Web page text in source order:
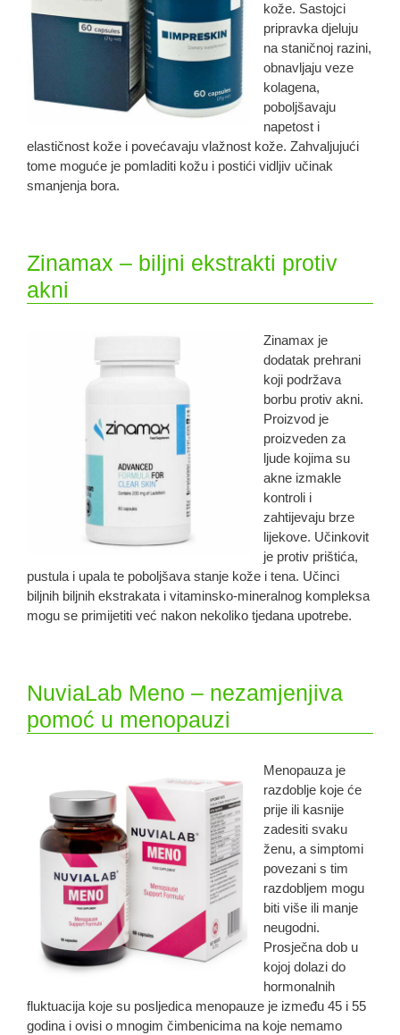
kože. Sastojci
pripravka djeluju
na staničnoj razini,
obnavljaju veze
kolagena,
poboljšavaju
napetost i
elastičnost kože i povećavaju vlažnost kože. Zahvaljujući
tome moguće je pomladiti kožu i postići vidljiv učinak
smanjenja bora.
Zinamax – biljni ekstrakti protiv
akni
Zinamax je
dodatak prehrani
koji podržava
borbu protiv akni.
Proizvod je
proizveden za
ljude kojima su
akne izmakle
kontroli i
zahtijevaju brze
lijekove. Učinkovit
je protiv prištića,
pustula i upala te poboljšava stanje kože i tena. Učinci
biljnih biljnih ekstrakata i vitaminsko-mineralnog kompleksa
mogu se primijetiti već nakon nekoliko tjedana upotrebe.
NuviaLab Meno – nezamjenjiva
pomoć u menopauzi
Menopauza je
razdoblje koje će
prije ili kasnije
zadesiti svaku
ženu, a simptomi
povezani s tim
razdobljem mogu
biti više ili manje
neugodni.
Prosječna dob u
kojoj dolazi do
hormonalnih
fluktuacija koje su posljedica menopauze je između 45 i 55
godina i ovisi o mnogim čimbenicima na koje nemamo